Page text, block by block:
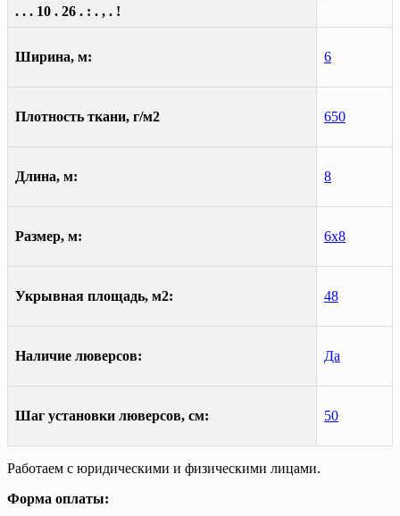
. . . 10 . 26 . : . , . !
Ширина, м: 6
Плотность ткани, г/м2 650
Длина, м: 8
Размер, м: 6х8
Укрывная площадь, м2: 48
Наличие люверсов: Да
Шаг установки люверсов, см: 50
Работаем с юридическими и физическими лицами.
Форма оплаты: